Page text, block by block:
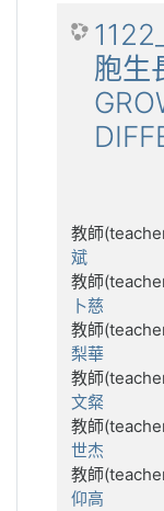
胞生
教師
斌
教師
卜慈
教師
梨華
教師
文粲
教師
世杰
教師
仰高